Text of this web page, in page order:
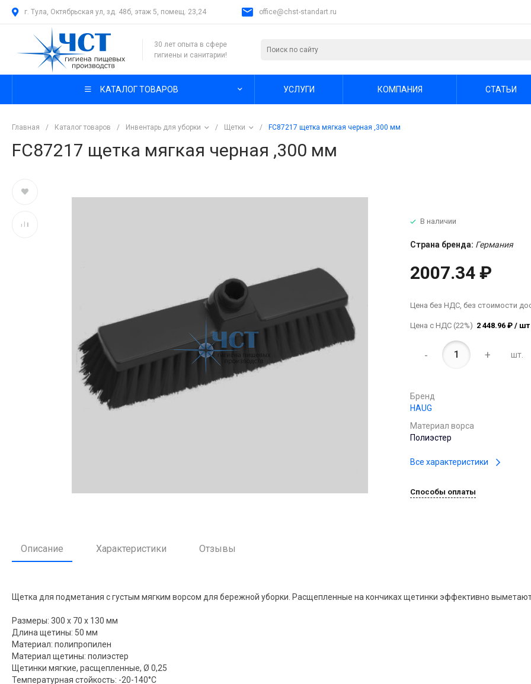
г. Тула, Октябрьская ул, зд. 48б, этаж 5, помещ. 23,24 office@chst-standart.ru
30 лет опыта в сфере
гигиены и санитарии!
КАТАЛОГ ТОВАРОВ УСЛУГИ КОМПАНИЯ СТАТЬИ
Главная / Каталог товаров / Инвентарь для уборки / Щетки / FC87217 щетка мягкая черная ,300 мм
FC87217 щетка мягкая черная ,300 мм
В наличии
Страна бренда: Германия
2007.34 ₽
Цена без НДС, без стоимости
Цена с НДС (22%) 2 448.96 ₽ / шт
- + шт.
Бренд
HAUG
Материал ворса
Полиэстер
Все характеристики
Способы оплаты
Описание Характеристики Отзывы
Щетка для подметания с густым мягким ворсом для бережной уборки. Расщепленные на кончиках щетинки эффективно
Размеры: 300 x 70 x 130 мм
Длина щетины: 50 мм
Материал: полипропилен
Материал щетины: полиэстер
Щетинки мягкие, расщепленные, Ø 0,25
Температурная стойкость: -20-140°C